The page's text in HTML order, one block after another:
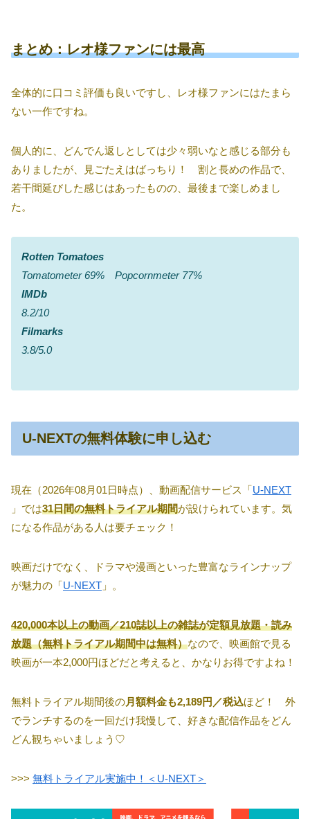
まとめ：レオ様ファンには最高
全体的に口コミ評価も良いですし、レオ様ファンにはたまら
ない一作ですね。
個人的に、どんでん返しとしては少々弱いなと感じる部分も
ありましたが、見ごたえはばっちり！ 割と長めの作品で、
若干間延びした感じはあったものの、最後まで楽しめまし
た。
Rotten Tomatoes
Tomatometer 69% Popcornmeter 77%
IMDb
8.2/10
Filmarks
3.8/5.0
U-NEXTの無料体験に申し込む
現在（2026年08月01日時点）、動画配信サービス「U-NEXT
」では31日間の無料トライアル期間が設けられています。気
になる作品がある人は要チェック！
映画だけでなく、ドラマや漫画といった豊富なラインナップ
が魅力の「U-NEXT 」。
420,000本以上の動画／210誌以上の雑誌が定額見放題・読み
放題（無料トライアル期間中は無料）なので、映画館で見る
映画が一本2,000円ほどだと考えると、かなりお得ですよね！
無料トライアル期間後の月額料金も2,189円／税込ほど！ 外
でランチするのを一回だけ我慢して、好きな配信作品をどん
どん観ちゃいましょう♡
>>> 無料トライアル実施中！＜U-NEXT＞